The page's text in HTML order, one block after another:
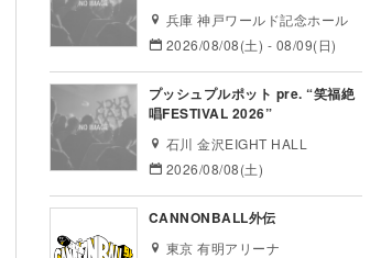
兵庫 神戸ワールド記念ホール
2026/08/08(土) - 08/09(日)
プッシュプルポット pre. “笑福絶
唱FESTIVAL 2026”
石川 金沢EIGHT HALL
2026/08/08(土)
CANNONBALL外伝
東京 有明アリーナ